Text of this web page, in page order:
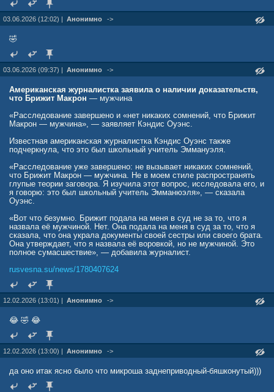
03.06.2026 (12:02) | Анонимно ->
🤣
03.06.2026 (09:37) | Анонимно ->
Американская журналистка заявила о наличии доказательств,
что Брижит Макрон — мужчина
«Расследование завершено и «нет никаких сомнений, что Брижит
Макрон — мужчина», — заявляет Кэндис Оуэнс.
Известная американская журналистка Кэндис Оуэнс также
подчеркнула, что это был школьный учитель Эммануэля.
«Расследование уже завершено: не вызывает никаких сомнений,
что Брижит Макрон — мужчина. Не в моем стиле распространять
глупые теории заговора. Я изучила этот вопрос, исследовала его, и
я говорю: это был школьный учитель Эмманюэля», — сказала
Оуэнс.
«Вот что безумно. Брижит подала на меня в суд не за то, что я
назвала её мужчиной. Нет. Она подала на меня в суд за то, что я
сказала, что она украла документы своей сестры или своего брата.
Она утверждает, что я назвала её воровкой, но не мужчиной. Это
полное сумасшествие», — добавила журналист.
rusvesna.su/news/1780407624
12.02.2026 (13:01) | Анонимно ->
😂 🤣 😂
12.02.2026 (13:00) | Анонимно ->
да оно итак ясно было что микроша заднеприводный-бяшконутый)))